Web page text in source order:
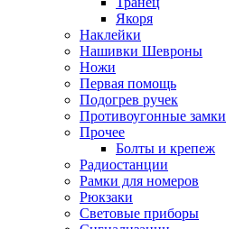
Якоря
Наклейки
Нашивки Шевроны
Ножи
Первая помощь
Подогрев ручек
Противоугонные замки
Прочее
Болты и крепеж
Радиостанции
Рамки для номеров
Рюкзаки
Световые приборы